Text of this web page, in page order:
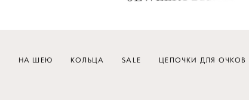
НА ШЕЮ КОЛЬЦА SALE ЦЕПОЧКИ ДЛЯ ОЧКОВ